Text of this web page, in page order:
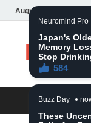
August 8, 2026
Daily
MAIN MENU